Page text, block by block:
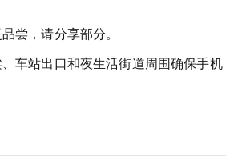
尝，请分享部分。
车站出口和夜生活街道周围确保手机